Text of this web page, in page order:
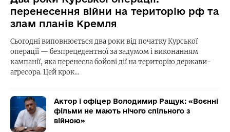
перенесення війни на територію рф та
злам планів Кремля
Сьогодні виповнюється два роки від початку Курської
операції — безпрецедентної за задумом і виконанням
кампанії, яка перенесла бойові дії на територію держави-
агресора. Цей крок…
Актор і офіцер Володимир Ращук: «Воєнні
фільми не мають нічого спільного з
війною»